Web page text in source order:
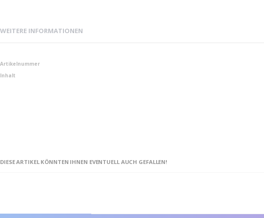
WEITERE INFORMATIONEN
Weitere
Informationen
Artikelnummer
Inhalt
DIESE ARTIKEL KÖNNTEN IHNEN EVENTUELL AUCH GEFALLEN!